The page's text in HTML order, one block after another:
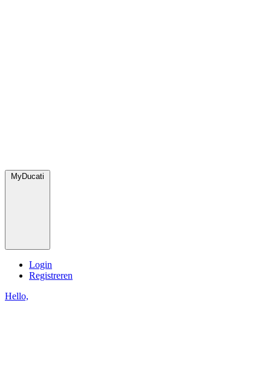
MyDucati
Login
Registreren
Hello,